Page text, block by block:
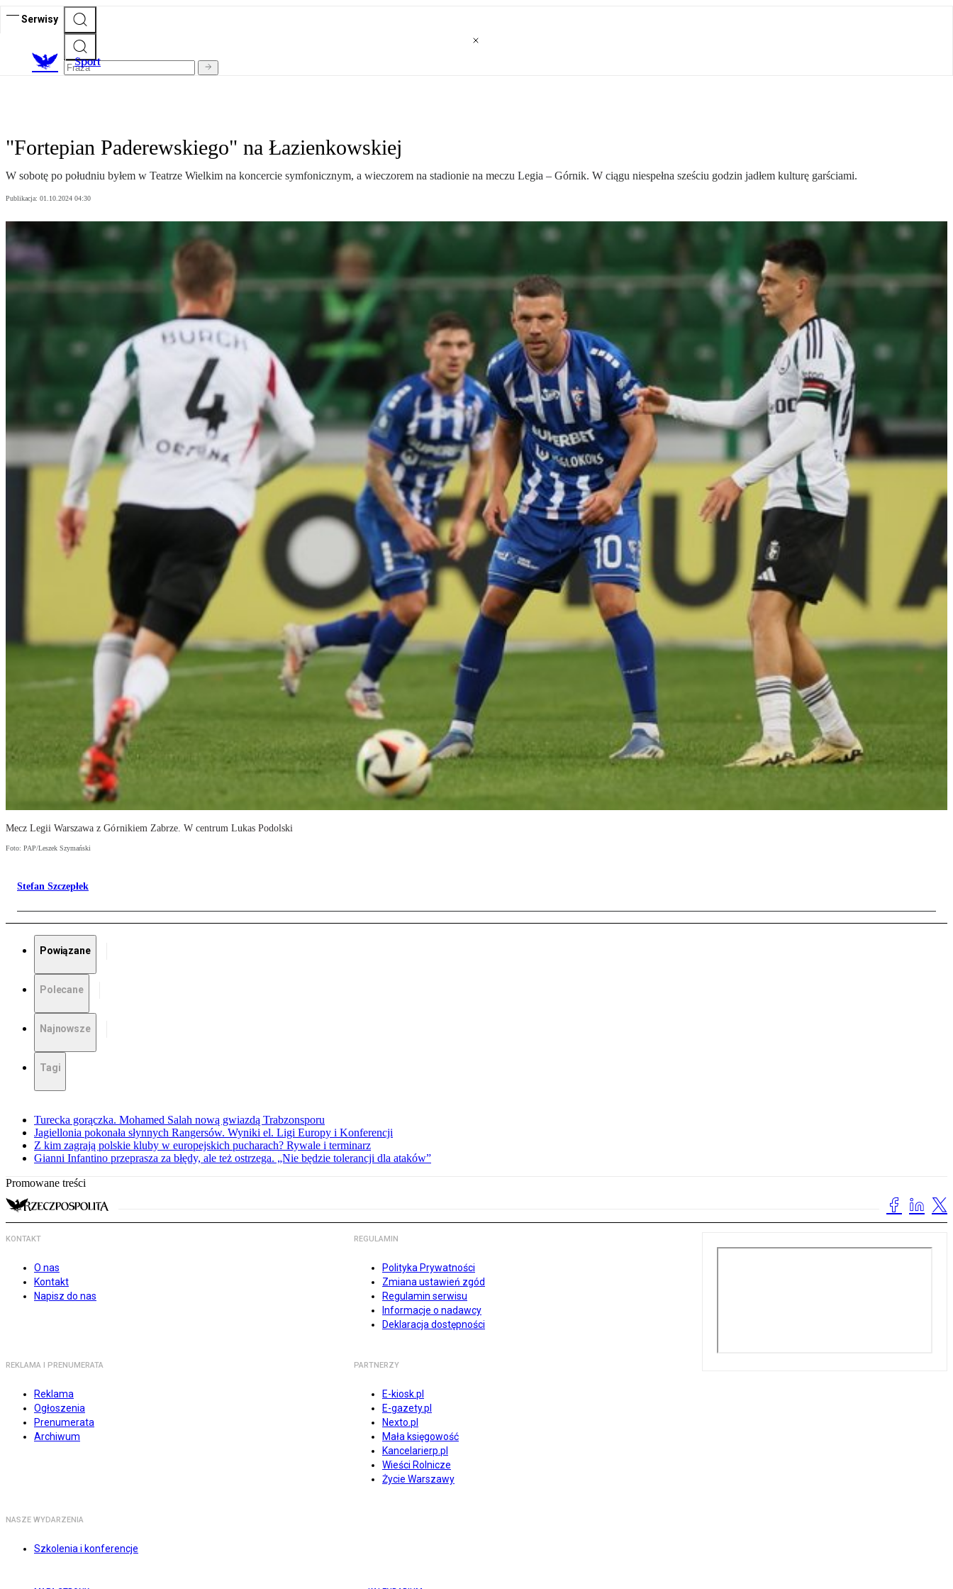
Serwisy
Sport
"Fortepian Paderewskiego" na Łazienkowskiej
W sobotę po południu byłem w Teatrze Wielkim na koncercie symfonicznym, a wieczorem na stadionie na meczu Legia – Górnik. W ciągu niespełna sześciu godzin jadłem kulturę garściami.
Publikacja: 01.10.2024 04:30
Mecz Legii Warszawa z Górnikiem Zabrze. W centrum Lukas Podolski
Foto: PAP/Leszek Szymański
Stefan Szczepłek
Powiązane
Polecane
Najnowsze
Tagi
Turecka gorączka. Mohamed Salah nową gwiazdą Trabzonsporu
Jagiellonia pokonała słynnych Rangersów. Wyniki el. Ligi Europy i Konferencji
Z kim zagrają polskie kluby w europejskich pucharach? Rywale i terminarz
Gianni Infantino przeprasza za błędy, ale też ostrzega. „Nie będzie tolerancji dla ataków”
Promowane treści
KONTAKT
O nas
Kontakt
Napisz do nas
REGULAMIN
Polityka Prywatności
Zmiana ustawień zgód
Regulamin serwisu
Informacje o nadawcy
Deklaracja dostępności
REKLAMA I PRENUMERATA
Reklama
Ogłoszenia
Prenumerata
Archiwum
PARTNERZY
E-kiosk.pl
E-gazety.pl
Nexto.pl
Mała księgowość
Kancelarierp.pl
Wieści Rolnicze
Życie Warszawy
NASZE WYDARZENIA
Szkolenia i konferencje